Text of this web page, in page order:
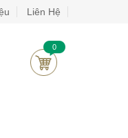
Liên Hệ
0